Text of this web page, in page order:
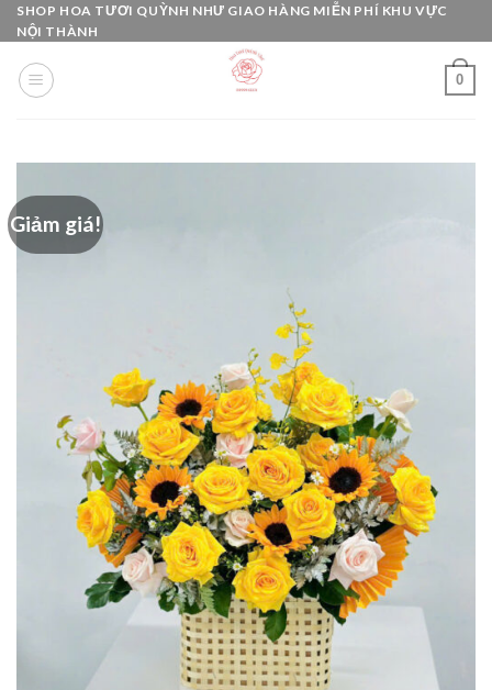
Skip
to
content
SHOP HOA TƯƠI QUỲNH NHƯ GIAO HÀNG MIỄN PHÍ KHU VỰC
NỘI THÀNH
0
Giảm giá!